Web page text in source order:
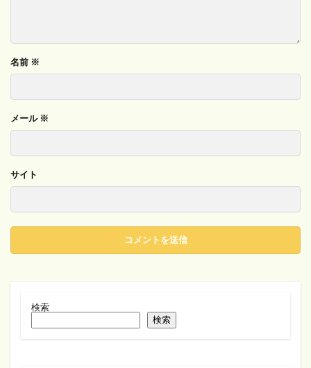
名前 ※
メール ※
サイト
検索
検索